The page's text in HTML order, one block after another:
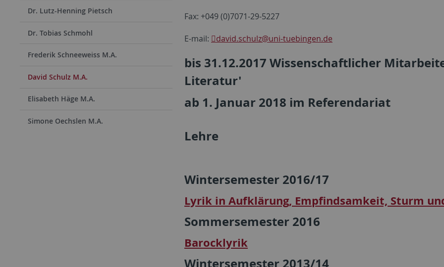
Dr. Lutz-Henning Pietsch
Dr. Tobias Schmohl
Frederik Schneeweiss M.A.
David Schulz M.A.
Elisabeth Häge M.A.
Simone Oechslen M.A.
Fax: +049 (0)7071-29-5227
E-mail: david.schulz@uni-tuebingen.de
bis 31.12.2017 Wissenschaftlicher
Literatur'
ab 1. Januar 2018 im Referendariat
Lehre
Wintersemester 2016/17
Lyrik in Aufklärung, Empfindsamkeit, Sturm
Sommersemester 2016
Barocklyrik
Wintersemester 2013/14